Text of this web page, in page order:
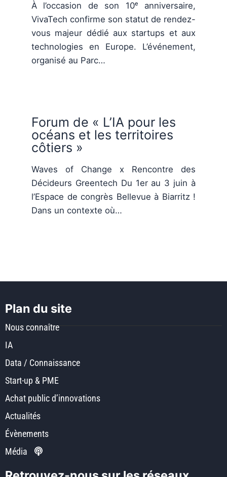
À l’occasion de son 10ᵉ anniversaire,
VivaTech confirme son statut de rendez-
vous majeur dédié aux startups et aux
technologies en Europe. L’événement,
organisé au Parc…
Forum de « L’IA pour les
océans et les territoires
côtiers »
Waves of Change x Rencontre des
Décideurs Greentech Du 1er au 3 juin à
l’Espace de congrès Bellevue à Biarritz !
Dans un contexte où…
Plan du site
Nous connaître
IA
Data / Connaissance
Start-up & PME
Achat public d’innovations
Actualités
Évènements
Média